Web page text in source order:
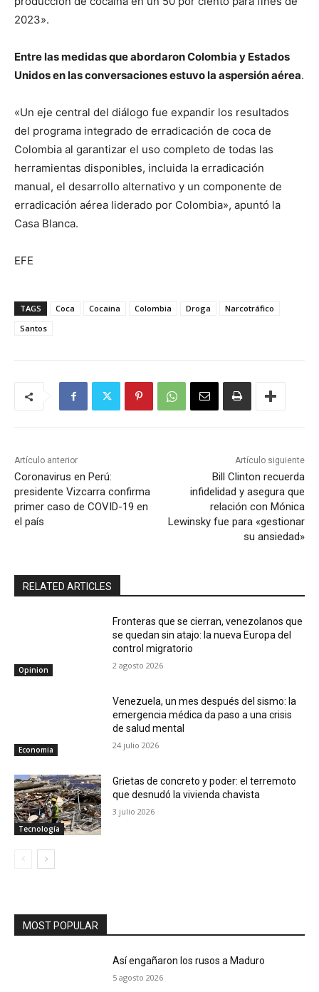
2023».
Entre las medidas que abordaron Colombia y Estados
Unidos en las conversaciones estuvo la aspersión aérea.
«Un eje central del diálogo fue expandir los resultados
del programa integrado de erradicación de coca de
Colombia al garantizar el uso completo de todas las
herramientas disponibles, incluida la erradicación
manual, el desarrollo alternativo y un componente de
erradicación aérea liderado por Colombia», apuntó la
Casa Blanca.
EFE
TAGS Coca Cocaina Colombia Droga
Narcotráfico
Santos
Artículo anterior
Coronavirus en Perú:
presidente Vizcarra confirma
primer caso de COVID-19 en
el país
Artículo siguiente
Bill Clinton recuerda
infidelidad y asegura que
relación con Mónica
Lewinsky fue para «gestionar
su ansiedad»
RELATED ARTICLES
Opinion
Fronteras que se cierran, venezolanos que
se quedan sin atajo: la nueva Europa del
control migratorio
2 agosto 2026
Economia
Venezuela, un mes después del sismo: la
emergencia médica da paso a una crisis
de salud mental
24 julio 2026
Tecnología
Grietas de concreto y poder: el terremoto
que desnudó la vivienda chavista
3 julio 2026
MOST POPULAR
Así engañaron los rusos a Maduro
5 agosto 2026